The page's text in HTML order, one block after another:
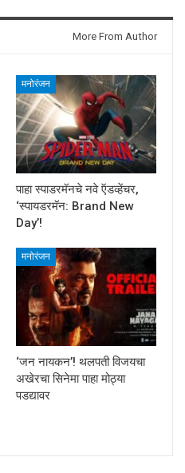
More From Author
मनोरंजन
पाहा स्पाडरमॅनचे नवे ऍडव्हेंचर,
‘स्पायडरमॅन: Brand New
Day’!
मनोरंजन
‘जन नायकन’! थलपती विजयचा
अखेरचा सिनेमा पाहा मोठ्या
पडद्यावर